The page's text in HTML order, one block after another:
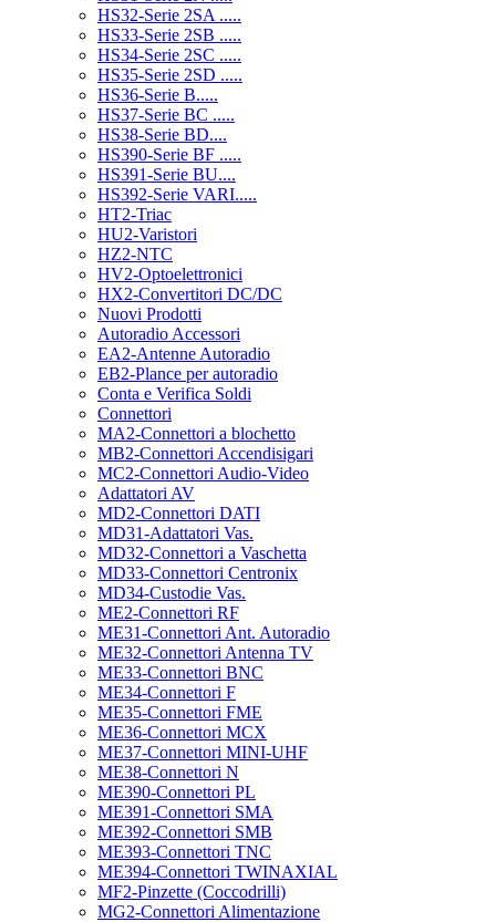
HS32-Serie 2SA .....
HS33-Serie 2SB .....
HS34-Serie 2SC .....
HS35-Serie 2SD .....
HS36-Serie B.....
HS37-Serie BC .....
HS38-Serie BD....
HS390-Serie BF .....
HS391-Serie BU....
HS392-Serie VARI.....
HT2-Triac
HU2-Varistori
HZ2-NTC
HV2-Optoelettronici
HX2-Convertitori DC/DC
Nuovi Prodotti
Autoradio Accessori
EA2-Antenne Autoradio
EB2-Plance per autoradio
Conta e Verifica Soldi
Connettori
MA2-Connettori a blochetto
MB2-Connettori Accendisigari
MC2-Connettori Audio-Video
Adattatori AV
MD2-Connettori DATI
MD31-Adattatori Vas.
MD32-Connettori a Vaschetta
MD33-Connettori Centronix
MD34-Custodie Vas.
ME2-Connettori RF
ME31-Connettori Ant. Autoradio
ME32-Connettori Antenna TV
ME33-Connettori BNC
ME34-Connettori F
ME35-Connettori FME
ME36-Connettori MCX
ME37-Connettori MINI-UHF
ME38-Connettori N
ME390-Connettori PL
ME391-Connettori SMA
ME392-Connettori SMB
ME393-Connettori TNC
ME394-Connettori TWINAXIAL
MF2-Pinzette (Coccodrilli)
MG2-Connettori Alimentazione